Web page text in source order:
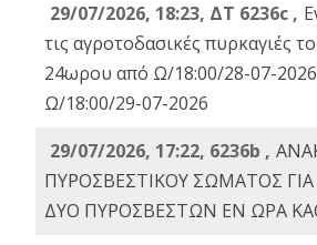
29/07/2026, 18:23, ΔΤ 6236c ,
τις αγροτοδασικές πυρκαγιές
24ωρου από Ω/18:00/28-07-
Ω/18:00/29-07-2026
29/07/2026, 17:22, 6236b ,
ΠΥΡΟΣΒΕΣΤΙΚΟΥ ΣΩΜΑΤΟΣ
ΔΥΟ ΠΥΡΟΣΒΕΣΤΩΝ ΕΝ ΩΡΑ